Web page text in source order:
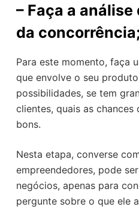
– Faça a análise
da
Para este momento, faça
que envolve o seu
possibilidades, se tem
clientes, quais as
bons.
Nesta etapa, converse
empreendedores, pode
negócios, apenas para
pergunte sobre o que ele